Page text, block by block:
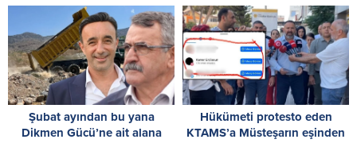
sorununa ilişkin analizini
paylaştı
Şubat ayından bu yana
Dikmen Gücü’ne ait alana
Hükümeti protesto eden
KTAMS’a Müsteşarın eşinden